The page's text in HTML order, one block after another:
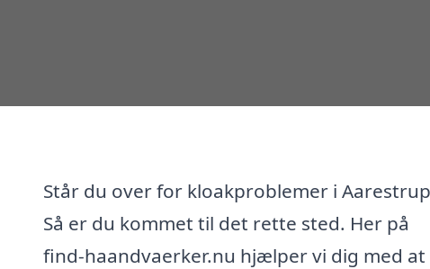
Står du over for kloakproblemer i
Så er du kommet til det rette sted. Her på
find-haandvaerker.nu hjælper vi dig med at